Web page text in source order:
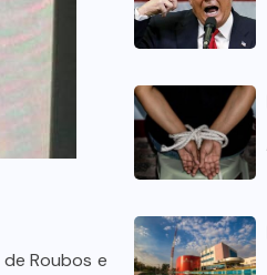
de Roubos e